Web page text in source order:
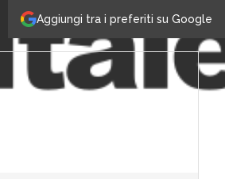
Aggiungi tra i preferiti su Google